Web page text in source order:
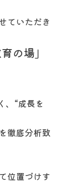
ていただき
の場」
、“成長を
徹底分析致
位置づけす